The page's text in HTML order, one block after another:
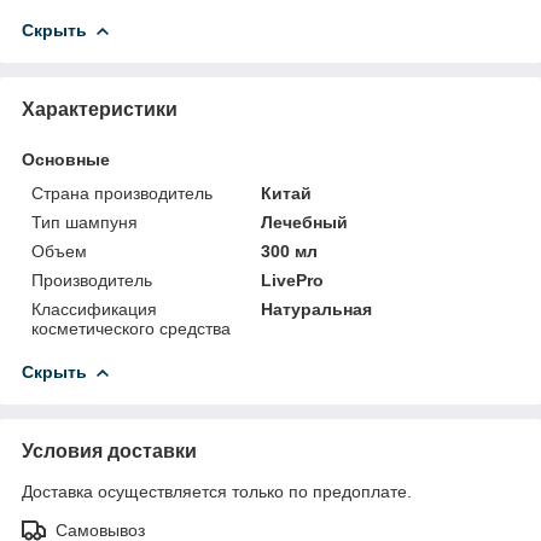
Скрыть
Характеристики
Основные
Страна производитель
Китай
Тип шампуня
Лечебный
Объем
300 мл
Производитель
LivePro
Классификация
косметического средства
Натуральная
Скрыть
Условия доставки
Доставка осуществляется только по предоплате.
Самовывоз